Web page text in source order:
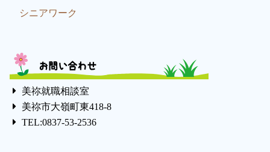
シニアワーク
お問い合わせ
美祢就職相談室
美祢市大嶺町東418-8
TEL:0837-53-2536